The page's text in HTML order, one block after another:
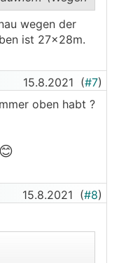
wegen der
ist 27x28m.
15.8.2021 (#7)
oben habt ?
😊
15.8.2021 (#8)